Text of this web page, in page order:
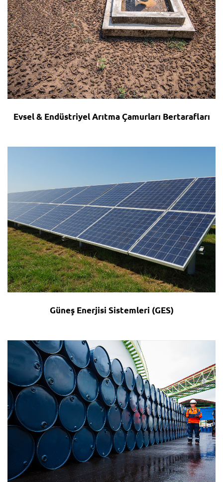
Evsel & Endüstriyel Arıtma Çamurları Bertarafları
Güneş Enerjisi Sistemleri (GES)